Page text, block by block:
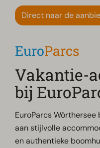
Direct naar de
EuroParcs
Vakantie-
bij
EuroParcs
aan stijlvolle
en authentieke